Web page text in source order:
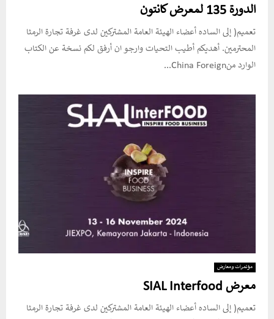
الدورة 135 لمعرض كانتون
تعميم( إلى الساده أعضاء الهيئة العامة المشتركين لدى غرفة تجارة الرمثا
المحترمين. أهديكم أطيب التحيات وارجو ان أرفق لكم نسخة عن الكتاب
الوارد منChina Foreign...
مؤتمرات ومعارض
معرض SIAL Interfood
تعميم( إلى الساده أعضاء الهيئة العامة المشتركين لدى غرفة تجارة الرمثا